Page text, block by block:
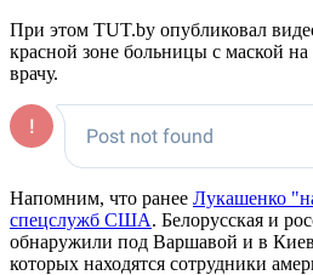
При этом TUT.by опубликовал
красной зоне больницы с маской
врачу.
Напомним, что ранее Лукашенко
спецслужб США. Белорусская и
обнаружили под Варшавой и в
которых находятся сотрудники